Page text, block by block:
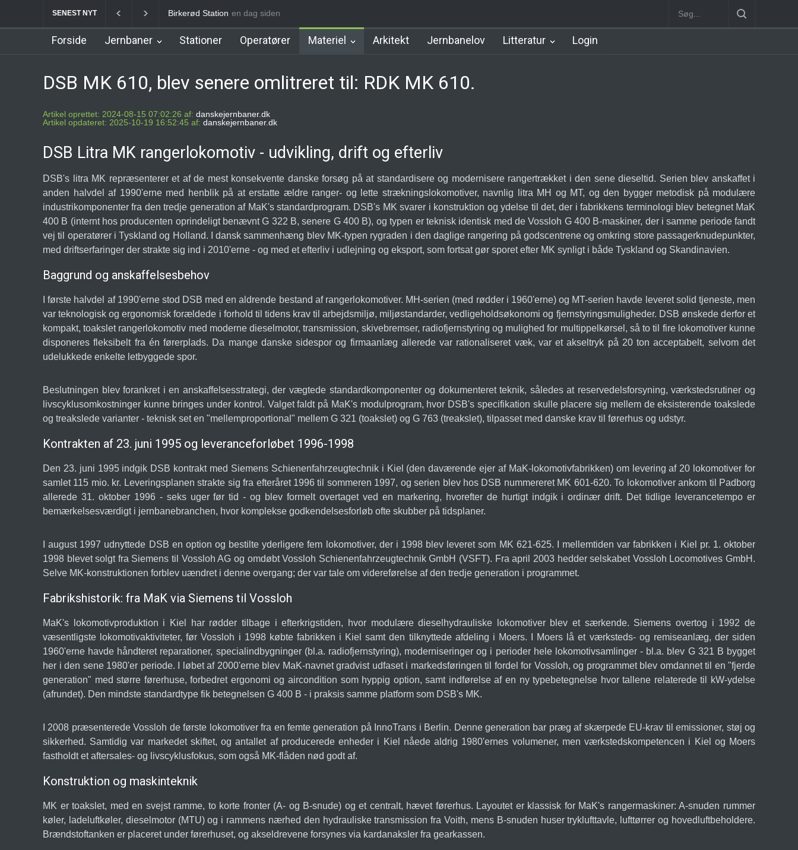
SENEST NYT Birkerød Station Allerød Station Nørrebro B Station [1886-1930]
en dag siden
Forside Jernbaner Stationer Operatører Materiel Arkitekt Jernbanelov Litteratur Login
DSB MK 610, blev senere omlitreret til: RDK MK 610.
Artikel oprettet: 2024-08-15 07:02:26 af: danskejernbaner.dk
Artikel opdateret: 2025-10-19 16:52:45 af: danskejernbaner.dk
DSB Litra MK rangerlokomotiv - udvikling, drift og efterliv
DSB's litra MK repræsenterer et af de mest konsekvente danske forsøg på at standardisere og modernisere rangertrækket i den sene dieseltid. Serien blev anskaffet i
anden halvdel af 1990'erne med henblik på at erstatte ældre ranger- og lette strækningslokomotiver, navnlig litra MH og MT, og den bygger metodisk på modulære
industrikomponenter fra den tredje generation af MaK's standardprogram. DSB's MK svarer i konstruktion og ydelse til det, der i fabrikkens terminologi blev betegnet MaK
400 B (internt hos producenten oprindeligt benævnt G 322 B, senere G 400 B), og typen er teknisk identisk med de Vossloh G 400 B-maskiner, der i samme periode fandt
vej til operatører i Tyskland og Holland. I dansk sammenhæng blev MK-typen rygraden i den daglige rangering på godscentrene og omkring store passagerknudepunkter,
med driftserfaringer der strakte sig ind i 2010'erne - og med et efterliv i udlejning og eksport, som fortsat gør sporet efter MK synligt i både Tyskland og Skandinavien.
Baggrund og anskaffelsesbehov
I første halvdel af 1990'erne stod DSB med en aldrende bestand af rangerlokomotiver. MH-serien (med rødder i 1960'erne) og MT-serien havde leveret solid tjeneste, men
var teknologisk og ergonomisk forældede i forhold til tidens krav til arbejdsmiljø, miljøstandarder, vedligeholdsøkonomi og fjernstyringsmuligheder. DSB ønskede derfor et
kompakt, toakslet rangerlokomotiv med moderne dieselmotor, transmission, skivebremser, radiofjernstyring og mulighed for multippelkørsel, så to til fire lokomotiver kunne
disponeres fleksibelt fra én førerplads. Da mange danske sidespor og firmaanlæg allerede var rationaliseret væk, var et akseltryk på 20 ton acceptabelt, selvom det
udelukkede enkelte letbyggede spor.
Beslutningen blev forankret i en anskaffelsesstrategi, der vægtede standardkomponenter og dokumenteret teknik, således at reservedelsforsyning, værkstedsrutiner og
livscyklusomkostninger kunne bringes under kontrol. Valget faldt på MaK's modulprogram, hvor DSB's specifikation skulle placere sig mellem de eksisterende toakslede
og treakslede varianter - teknisk set en "mellemproportional" mellem G 321 (toakslet) og G 763 (treakslet), tilpasset med danske krav til førerhus og udstyr.
Kontrakten af 23. juni 1995 og leveranceforløbet 1996-1998
Den 23. juni 1995 indgik DSB kontrakt med Siemens Schienenfahrzeugtechnik i Kiel (den daværende ejer af MaK-lokomotivfabrikken) om levering af 20 lokomotiver for
samlet 115 mio. kr. Leveringsplanen strakte sig fra efteråret 1996 til sommeren 1997, og serien blev hos DSB nummereret MK 601-620. To lokomotiver ankom til Padborg
allerede 31. oktober 1996 - seks uger før tid - og blev formelt overtaget ved en markering, hvorefter de hurtigt indgik i ordinær drift. Det tidlige leverancetempo er
bemærkelsesværdigt i jernbanebranchen, hvor komplekse godkendelsesforløb ofte skubber på tidsplaner.
I august 1997 udnyttede DSB en option og bestilte yderligere fem lokomotiver, der i 1998 blev leveret som MK 621-625. I mellemtiden var fabrikken i Kiel pr. 1. oktober
1998 blevet solgt fra Siemens til Vossloh AG og omdøbt Vossloh Schienenfahrzeugtechnik GmbH (VSFT). Fra april 2003 hedder selskabet Vossloh Locomotives GmbH.
Selve MK-konstruktionen forblev uændret i denne overgang; der var tale om videreførelse af den tredje generation i programmet.
Fabrikshistorik: fra MaK via Siemens til Vossloh
MaK's lokomotivproduktion i Kiel har rødder tilbage i efterkrigstiden, hvor modulære dieselhydrauliske lokomotiver blev et særkende. Siemens overtog i 1992 de
væsentligste lokomotivaktiviteter, før Vossloh i 1998 købte fabrikken i Kiel samt den tilknyttede afdeling i Moers. I Moers lå et værksteds- og remiseanlæg, der siden
1960'erne havde håndteret reparationer, specialindbygninger (bl.a. radiofjernstyring), moderniseringer og i perioder hele lokomotivsamlinger - bl.a. blev G 321 B bygget
her i den sene 1980'er periode. I løbet af 2000'erne blev MaK-navnet gradvist udfaset i markedsføringen til fordel for Vossloh, og programmet blev omdannet til en "fjerde
generation" med større førerhuse, forbedret ergonomi og aircondition som hyppig option, samt indførelse af en ny typebetegnelse hvor tallene relaterede til kW-ydelse
(afrundet). Den mindste standardtype fik betegnelsen G 400 B - i praksis samme platform som DSB's MK.
I 2008 præsenterede Vossloh de første lokomotiver fra en femte generation på InnoTrans i Berlin. Denne generation bar præg af skærpede EU-krav til emissioner, støj og
sikkerhed. Samtidig var markedet skiftet, og antallet af producerede enheder i Kiel nåede aldrig 1980'ernes volumener, men værkstedskompetencen i Kiel og Moers
fastholdt et aftersales- og livscyklusfokus, som også MK-flåden nød godt af.
Konstruktion og maskinteknik
MK er toakslet, med en svejst ramme, to korte fronter (A- og B-snude) og et centralt, hævet førerhus. Layoutet er klassisk for MaK's rangermaskiner: A-snuden rummer
køler, ladeluftkøler, dieselmotor (MTU) og i rammens nærhed den hydrauliske transmission fra Voith, mens B-snuden huser tryklufttavle, lufttørrer og hovedluftbeholdere.
Brændstoftanken er placeret under førerhuset, og akseldrevene forsynes via kardanaksler fra gearkassen.